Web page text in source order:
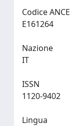
Codice ANCE
Nazione
ISSN
Lingua